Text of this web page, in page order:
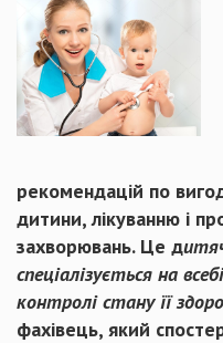
рекомендацій по
дитини, лікуванню і
захворювань. Це д
спеціалізується на
контролі стану її
фахівець, який